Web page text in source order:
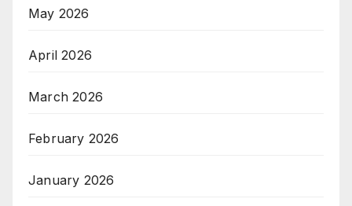
May 2026
April 2026
March 2026
February 2026
January 2026